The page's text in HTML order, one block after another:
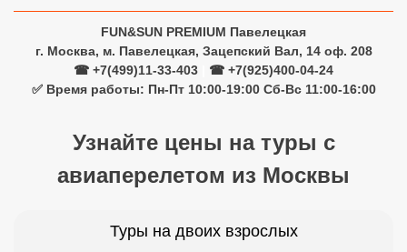
FUN&SUN PREMIUM Павелецкая
г. Москва, м. Павелецкая, Зацепский Вал, 14 оф. 208
☎ +7(499)11-33-403
☎ +7(925)400-04-24
✅ Время работы: Пн-Пт 10:00-19:00 Сб-Вс 11:00-16:00
Узнайте цены на туры с
авиаперелетом из Москвы
Туры на двоих взрослых
Сетевые отели Шри Ланки
Сетевые отели Мальдив
Сетевые отели Сейшел